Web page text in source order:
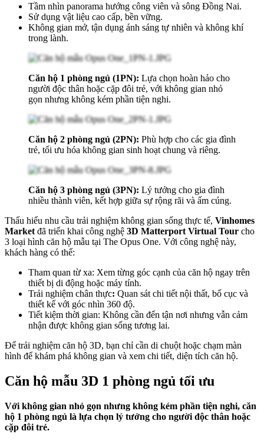
Tầm nhìn panorama hướng công viên và sông Đồng Nai.
Sử dụng vật liệu cao cấp, bền vững.
Không gian mở, tận dụng ánh sáng tự nhiên và không khí
trong lành.
Căn hộ 1 phòng ngủ (1PN): Lựa chọn hoàn hảo cho
người độc thân hoặc cặp đôi trẻ, với không gian nhỏ
gọn nhưng không kém phần tiện nghi.
Căn hộ 2 phòng ngủ (2PN): Phù hợp cho các gia đình
trẻ, tối ưu hóa không gian sinh hoạt chung và riêng.
Căn hộ 3 phòng ngủ (3PN): Lý tưởng cho gia đình
nhiều thành viên, kết hợp giữa sự rộng rãi và ấm cúng.
Thấu hiểu nhu cầu trải nghiệm không gian sống thực tế, Vinhomes
Market đã triển khai công nghệ 3D Matterport Virtual Tour cho
3 loại hình căn hộ mẫu tại The Opus One. Với công nghệ này,
khách hàng có thể:
Tham quan từ xa: Xem từng góc cạnh của căn hộ ngay trên
thiết bị di động hoặc máy tính.
Trải nghiệm chân thực: Quan sát chi tiết nội thất, bố cục và
thiết kế với góc nhìn 360 độ.
Tiết kiệm thời gian: Không cần đến tận nơi nhưng vẫn cảm
nhận được không gian sống tương lai.
Để trải nghiệm căn hộ 3D, bạn chỉ cần di chuột hoặc chạm màn
hình để khám phá không gian và xem chi tiết, diện tích căn hộ.
Căn hộ mẫu 3D 1 phòng ngủ tối ưu
Với không gian nhỏ gọn nhưng không kém phần tiện nghi, căn
hộ 1 phòng ngủ là lựa chọn lý tưởng cho người độc thân hoặc
cặp đôi trẻ.